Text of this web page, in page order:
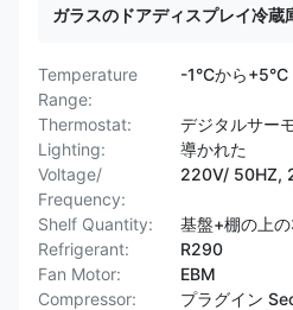
ガラスのドアディスプレイ冷蔵
Temperature
Range:
-1°Cから+5°C
Thermostat:
デジタルサー
Lighting:
導かれた
Voltage/
Frequency:
220V/ 50HZ,
Shelf Quantity:
基盤+棚の上
Refrigerant:
R290
Fan Motor:
EBM
Compressor:
プラグイン